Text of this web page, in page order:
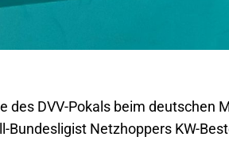
DVV-Pokals beim deutschen
Netzhoppers KW-